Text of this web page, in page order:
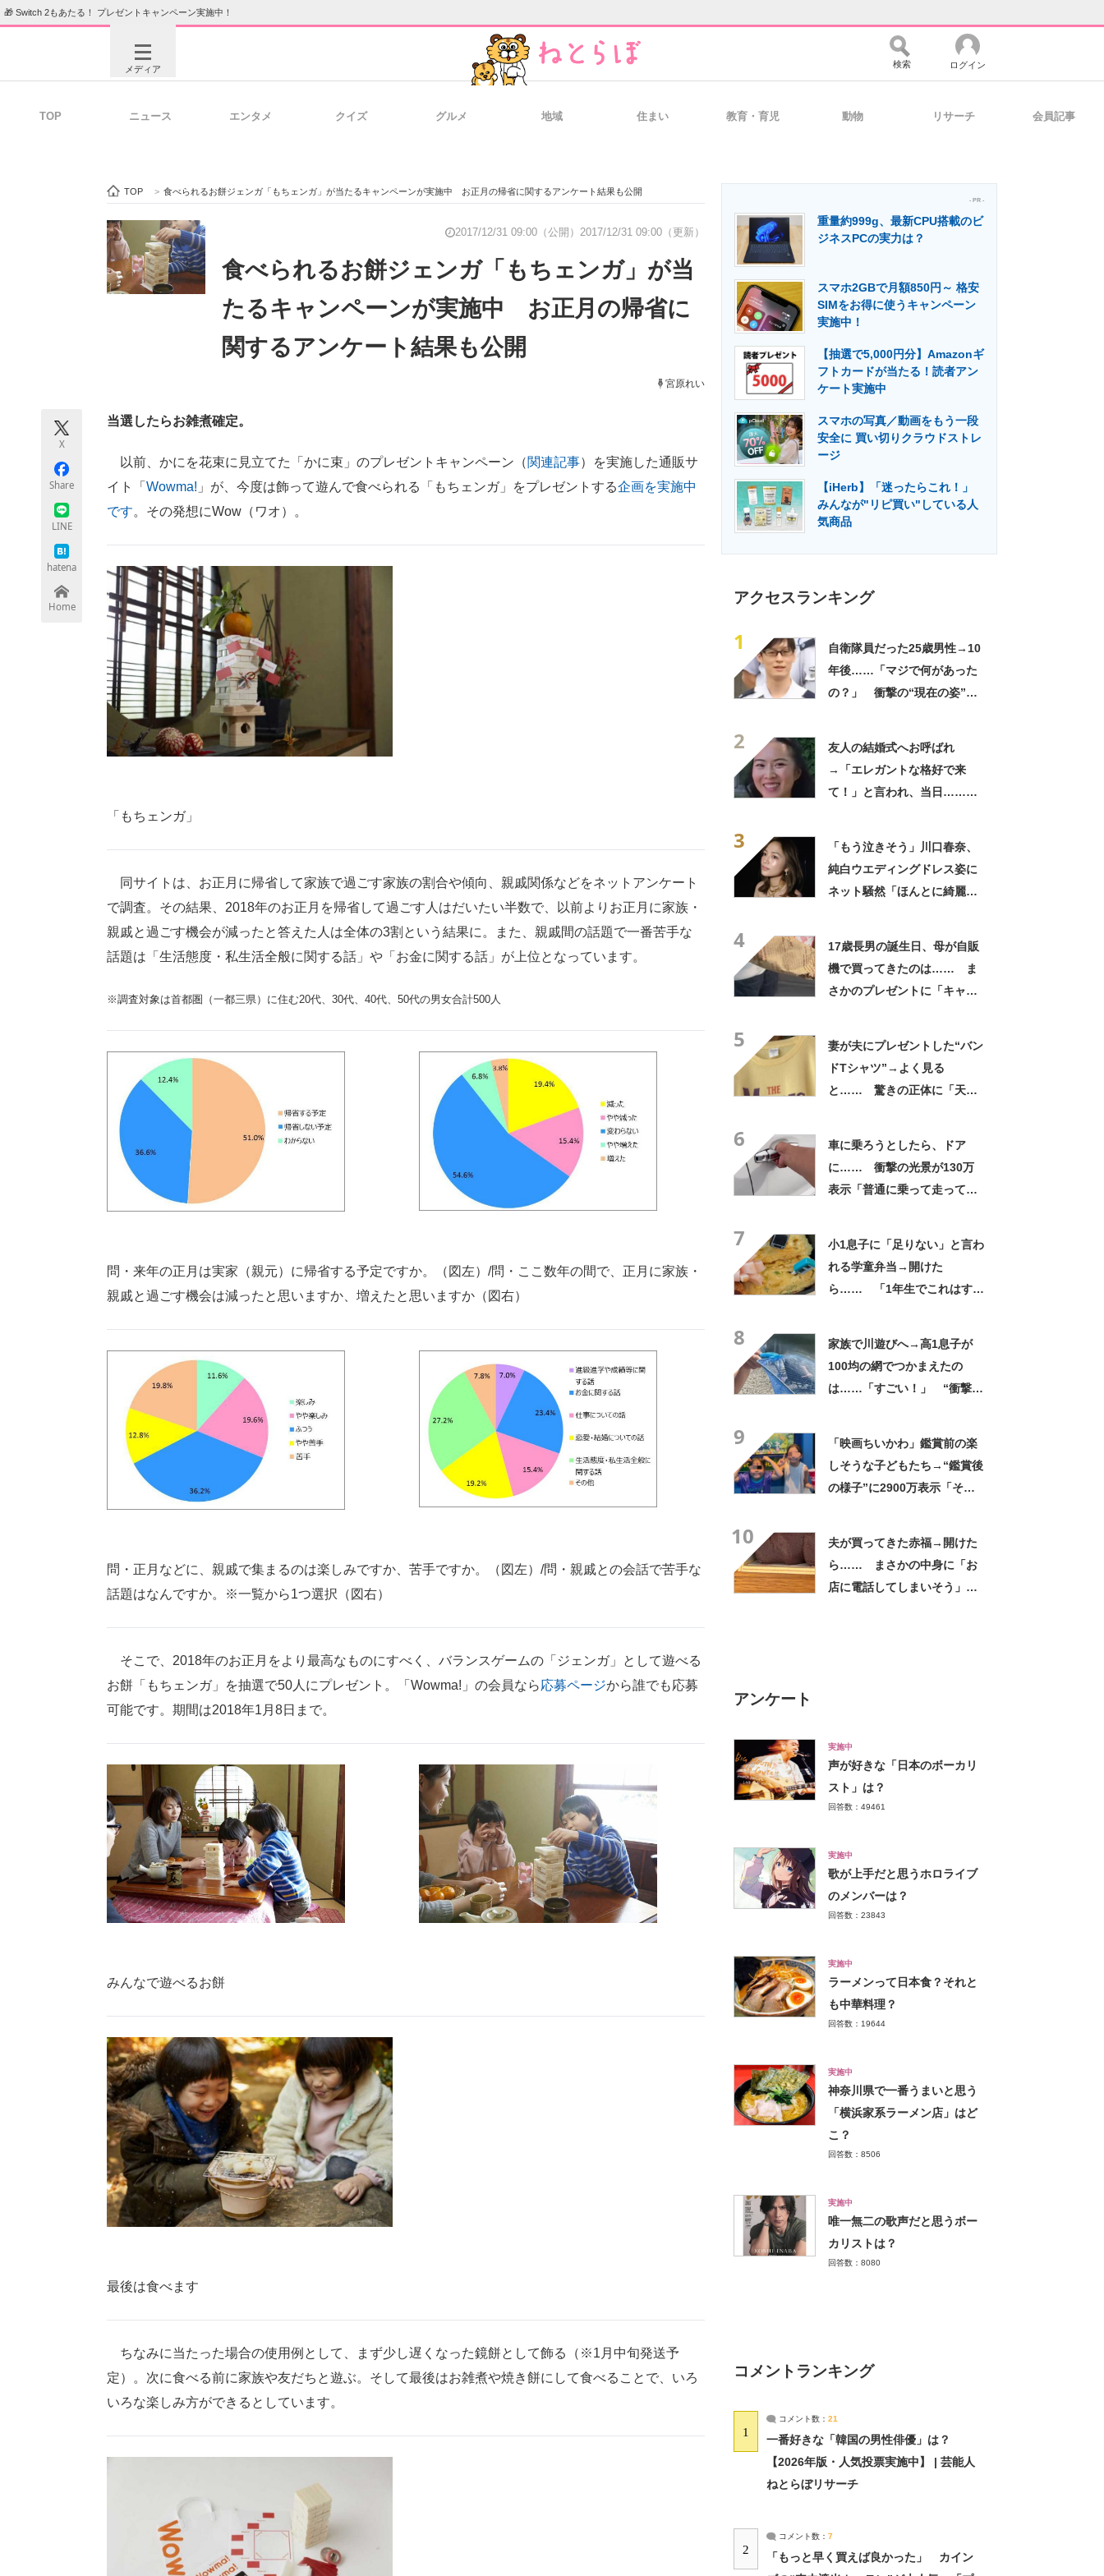
🎁 Switch 2もあたる！ プレゼントキャンペーン実施中！
メディア
ビジネスと働き方のヒント 経営リーダーのコミュニティ マーケ×ITの今がよく分かる
ITエンジニア向け専門サイト 企業向けIT製品の総合サイト IT製品の技術・比較・事例 製造業のIT導入・活用を支援
エネルギーの専門メディア 建設×テクノロジーの最前線
ちょっと気になるネットの話題
検索 ログイン
TOP ニュース エンタメ クイズ グルメ 地域 住まい 教育・育児 動物 リサーチ 会員記事
TOP > 食べられるお餅ジェンガ「もちェンガ」が当たるキャンペーンが実施中 お正月の帰省に関するアンケート結果も公開
2017/12/31 09:00（公開） 2017/12/31 09:00（更新）
食べられるお餅ジェンガ「もちェンガ」が当
たるキャンペーンが実施中 お正月の帰省に
関するアンケート結果も公開
宮原れい
X
Share
LINE
hatena
Home
当選したらお雑煮確定。
以前、かにを花束に見立てた「かに束」のプレゼントキャンペーン（関連記事）を実施した通販サ
イト「 Wowma! 」が、今度は飾って遊んで食べられる「もちェンガ」をプレゼントする企画を実施中
です。その発想にWow（ワオ）。
「もちェンガ」
同サイトは、お正月に帰省して家族で過ごす家族の割合や傾向、親戚関係などをネットアンケート
で調査。その結果、2018年のお正月を帰省して過ごす人はだいたい半数で、以前よりお正月に家族・
親戚と過ごす機会が減ったと答えた人は全体の3割という結果に。また、親戚間の話題で一番苦手な
話題は「生活態度・私生活全般に関する話」や「お金に関する話」が上位となっています。
※調査対象は首都圏（一都三県）に住む20代、30代、40代、50代の男女合計500人
問・来年の正月は実家（親元）に帰省する予定ですか。（図左）/問・ここ数年の間で、正月に家族・
親戚と過ごす機会は減ったと思いますか、増えたと思いますか（図右）
問・正月などに、親戚で集まるのは楽しみですか、苦手ですか。（図左）/問・親戚との会話で苦手な
話題はなんですか。※一覧から1つ選択（図右）
そこで、2018年のお正月をより最高なものにすべく、バランスゲームの「ジェンガ」として遊べる
お餅「もちェンガ」を抽選で50人にプレゼント。「Wowma!」の会員なら応募ページから誰でも応募
可能です。期間は2018年1月8日まで。
みんなで遊べるお餅
最後は食べます
ちなみに当たった場合の使用例として、まず少し遅くなった鏡餅として飾る（※1月中旬発送予
定）。次に食べる前に家族や友だちと遊ぶ。そして最後はお雑煮や焼き餅にして食べることで、いろ
いろな楽しみ方ができるとしています。
- PR -
重量約999g、最新CPU搭載のビ
ジネスPCの実力は？
スマホ2GBで月額850円～ 格安
SIMをお得に使うキャンペーン
実施中！
【抽選で5,000円分】Amazonギ
フトカードが当たる！読者アン
ケート実施中
スマホの写真／動画をもう一段
安全に 買い切りクラウドストレ
ージ
【iHerb】「迷ったらこれ！」
みんなが"リピ買い"している人
気商品
アクセスランキング
1
自衛隊員だった25歳男性→10
年後……「マジで何があった
の？」 衝撃の“現在の姿”が
2
友人の結婚式へお呼ばれ
→「エレガントな格好で来
て！」と言われ、当日……ま
3
「もう泣きそう」川口春奈、
純白ウエディングドレス姿に
ネット騒然「ほんとに綺麗」
4
17歳長男の誕生日、母が自販
機で買ってきたのは…… ま
さかのプレゼントに「キャー
5
妻が夫にプレゼントした“バン
ドTシャツ”→よく見る
と…… 驚きの正体に「天
6
車に乗ろうとしたら、ドア
に…… 衝撃の光景が130万
表示「普通に乗って走ってた
7
小1息子に「足りない」と言わ
れる学童弁当→開けた
ら…… 「1年生でこれはすご
8
家族で川遊びへ→高1息子が
100均の網でつかまえたの
は……「すごい！」 “衝撃の
9
「映画ちいかわ」鑑賞前の楽
しそうな子どもたち→“鑑賞後
の様子”に2900万表示「そう
10
夫が買ってきた赤福→開けた
ら…… まさかの中身に「お
店に電話してしまいそう」
アンケート
実施中
声が好きな「日本のボーカリ
スト」は？
回答数：49461
実施中
歌が上手だと思うホロライブ
のメンバーは？
回答数：23843
実施中
ラーメンって日本食？それと
も中華料理？
回答数：19644
実施中
神奈川県で一番うまいと思う
「横浜家系ラーメン店」はど
こ？
回答数：8506
実施中
唯一無二の歌声だと思うボー
カリストは？
回答数：8080
コメントランキング
1
コメント数： 21
一番好きな「韓国の男性俳優」は？
【2026年版・人気投票実施中】 | 芸能人
ねとらぼリサーチ
2
コメント数： 7
「もっと早く買えば良かった」 カイン